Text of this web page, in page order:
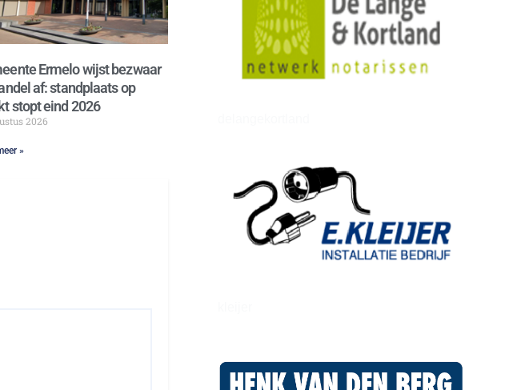
Ermelo wijst bezwaar
af: standplaats op
stopt eind 2026
2026
»